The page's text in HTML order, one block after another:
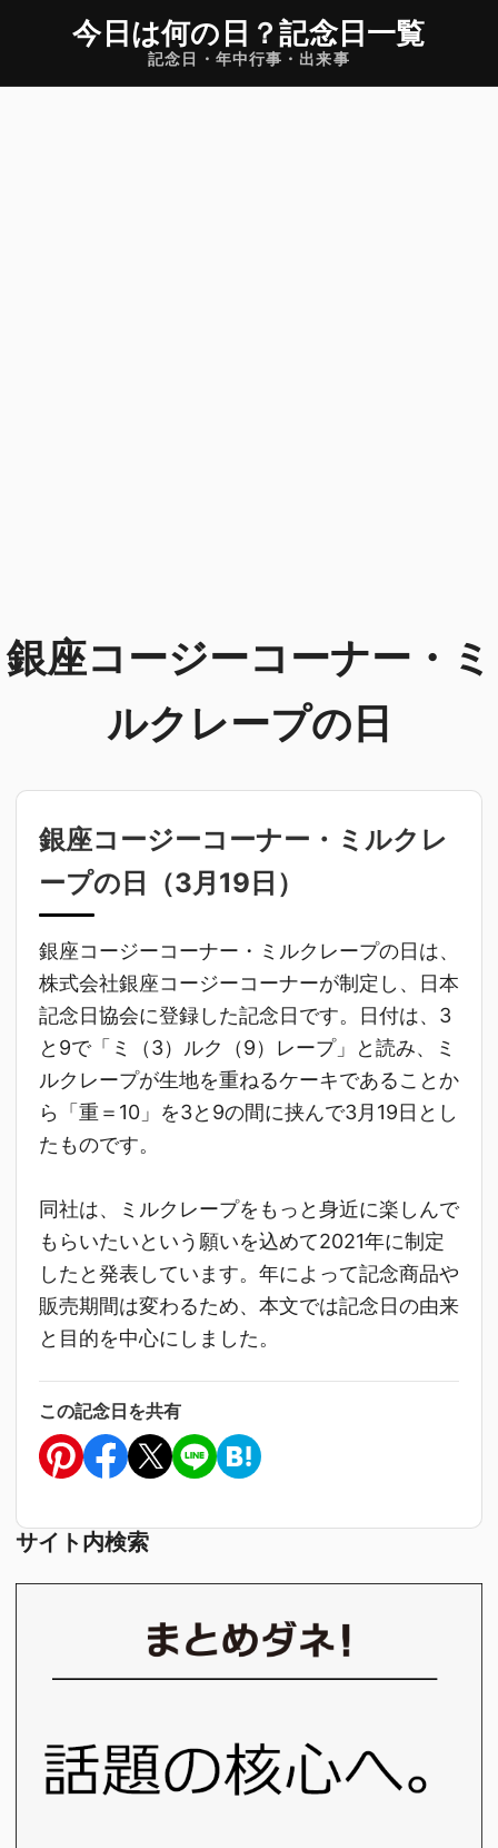
今日は何の日 ？記念日一覧
記念日・年中行事・出来事
銀座コージーコーナー・ミ
ルクレープの日
銀座コージーコーナー・ミルクレ
ープの日（3月19日 ）
銀座コージーコーナー・ミルクレープの日は、
株式会社銀座コージーコーナーが制定し、日本
記念日協会に登録した記念日です。日付は、3
と9で「ミ（3）ルク（9）レープ」と読み、ミ
ルクレープが生地を重ねるケーキであることか
ら「重＝10」を3と9の間に挟んで3月19日とし
たものです。
同社は、ミルクレープをもっと身近に楽しんで
もらいたいという願いを込めて2021年に制定
したと発表しています。年によって記念商品や
販売期間は変わるため、本文では記念日の由来
と目的を中心にしました。
この記念日を共有
サイト内検索